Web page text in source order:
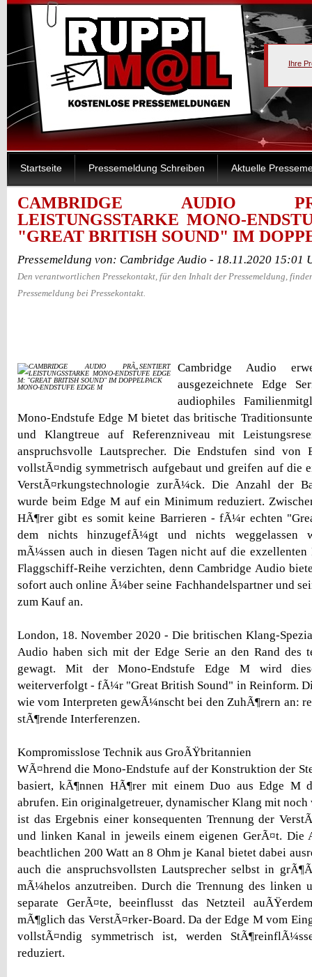
Ihre
Startseite Pressemeldung Schreiben Aktuelle
CAMBRIDGE AUDIO
LEISTUNGSSTARKE MONO-
"GREAT BRITISH SOUND" IM
Pressemeldung von: Cambridge Audio - 18.11.2020 15:01
Den verantwortlichen Pressekontakt, für den Inhalt der Pressemeldung,
Pressemeldung bei Pressekontakt.
MONO-ENDSTUFE EDGE M
Cambridge Audio
ausgezeichnete Edge
audiophiles
Mono-Endstufe Edge M bietet das britische
und Klangtreue auf Referenzniveau mit
anspruchsvolle Lautsprecher. Die Endstufen sind von
vollstÃ¤ndig symmetrisch aufgebaut und greifen auf die
VerstÃ¤rkungstechnologie zurÃ¼ck. Die Anzahl der
wurde beim Edge M auf ein Minimum reduziert.
HÃ¶rer gibt es somit keine Barrieren - fÃ¼r echten
dem nichts hinzugefÃ¼gt und nichts weggelassen
mÃ¼ssen auch in diesen Tagen nicht auf die
Flaggschiff-Reihe verzichten, denn Cambridge Audio
sofort auch online Ã¼ber seine Fachhandelspartner und
zum Kauf an.
London, 18. November 2020 - Die britischen Klang-
Audio haben sich mit der Edge Serie an den Rand des
gewagt. Mit der Mono-Endstufe Edge M wird
weiterverfolgt - fÃ¼r "Great British Sound" in Reinform.
wie vom Interpreten gewÃ¼nscht bei den ZuhÃ¶rern an:
stÃ¶rende Interferenzen.
Kompromisslose Technik aus GroÃŸbritannien
WÃ¤hrend die Mono-Endstufe auf der Konstruktion der
basiert, kÃ¶nnen HÃ¶rer mit einem Duo aus Edge M
abrufen. Ein originalgetreuer, dynamischer Klang mit noch
ist das Ergebnis einer konsequenten Trennung der
und linken Kanal in jeweils einem eigenen GerÃ¤t. Die
beachtlichen 200 Watt an 8 Ohm je Kanal bietet dabei
auch die anspruchsvollsten Lautsprecher selbst in
mÃ¼helos anzutreiben. Durch die Trennung des linken
separate GerÃ¤te, beeinflusst das Netzteil
mÃ¶glich das VerstÃ¤rker-Board. Da der Edge M vom
vollstÃ¤ndig symmetrisch ist, werden
reduziert.